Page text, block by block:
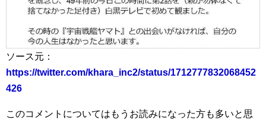
ソース元：
https://twitter.com/khara_inc2/status/1712777832068452
426
このコメントについてはもうお読みになった方も多いと思